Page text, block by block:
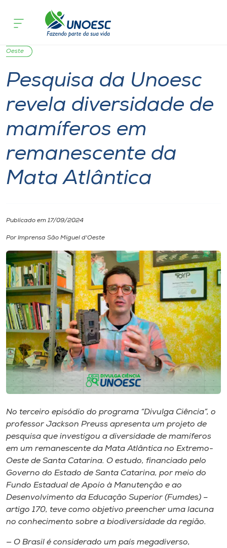
Cursos
Onde estamos
Pesquisa
Atendimento ao Estudante
A
Internacionalização
I.nova
Diplomados
Cultura
CPA
Biblioteca
Rádio
Museu
Unoesc
Store
acontece
Pesquisa
Oeste
Pesquisa da Unoesc
revela diversidade de
mamíferos em
remanescente da
Mata Atlântica
Publicado em 17/09/2024
Por Imprensa São Miguel d'Oeste
No terceiro episódio do programa “Divulga Ciência”, o
professor Jackson Preuss apresenta um projeto de
pesquisa que investigou a diversidade de mamíferos
em um remanescente da Mata Atlântica no Extremo-
Oeste de Santa Catarina. O estudo, financiado pelo
Governo do Estado de Santa Catarina, por meio do
Fundo Estadual de Apoio à Manutenção e ao
Desenvolvimento da Educação Superior (Fumdes) –
artigo 170, teve como objetivo preencher uma lacuna
no conhecimento sobre a biodiversidade da região.
— O Brasil é considerado um país megadiverso,